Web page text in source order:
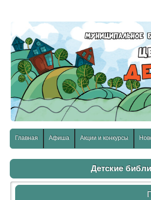
Главная Афиша Акции и конкурсы
Детские